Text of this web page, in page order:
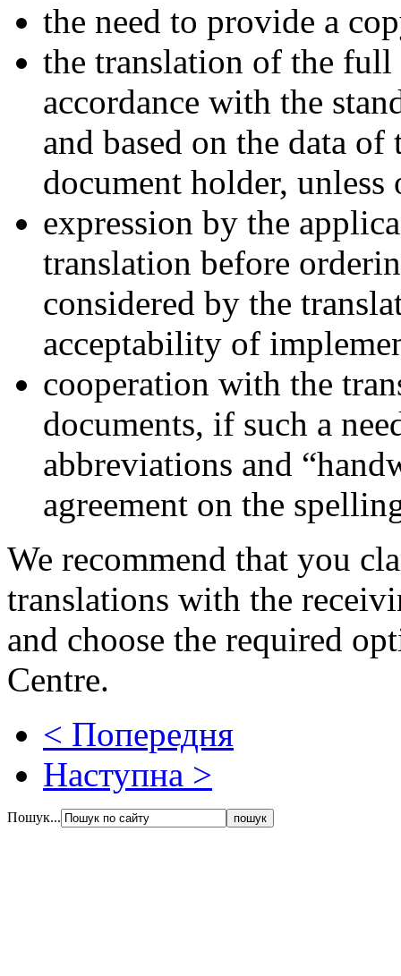
the need to provide a
the translation of the
accordance with the
and based on the data
document holder,
expression by the
translation before
considered by the
acceptability of
cooperation with the
documents, if such a
abbreviations and
agreement on the
We recommend that you
translations with the
and choose the required
Centre.
< Попередня
Наступна >
Пошук...